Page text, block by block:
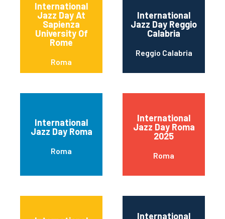
International
Jazz Day At
Sapienza
University Of
Rome
Roma
International
Jazz Day Reggio
Calabria
Reggio Calabria
International
Jazz Day Roma
Roma
International
Jazz Day Roma
2025
Roma
International